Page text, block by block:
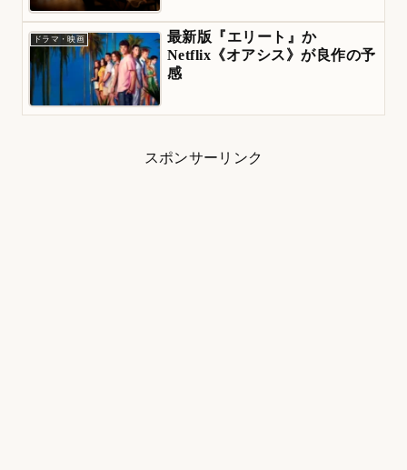
ドラマ・映画
最新版『エリート』か
Netflix《オアシス》が良作の予
感
スポンサーリンク